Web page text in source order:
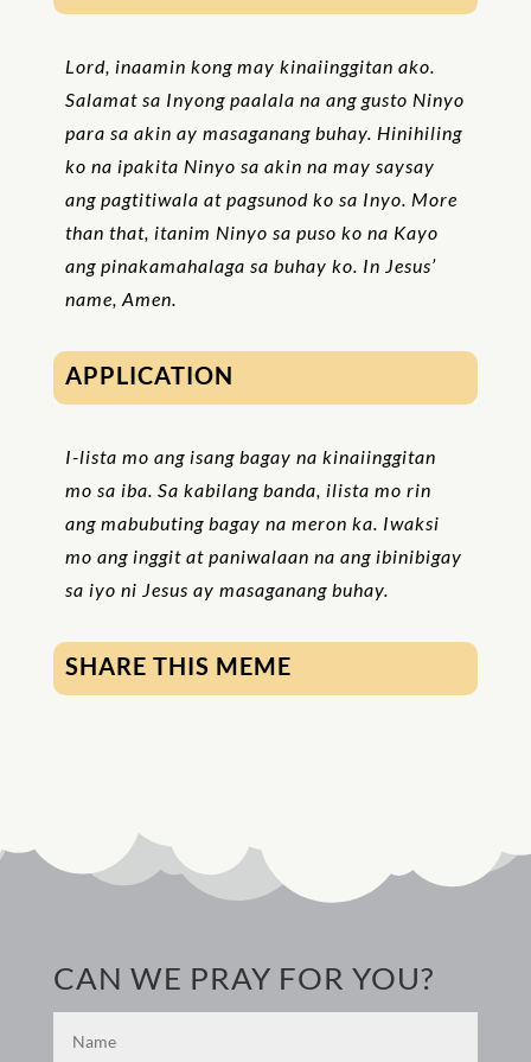
Lord, inaamin kong may kinaiinggitan ako.
Salamat sa Inyong paalala na ang gusto Ninyo
para sa akin ay masaganang buhay. Hinihiling
ko na ipakita Ninyo sa akin na may saysay
ang pagtitiwala at pagsunod ko sa Inyo. More
than that, itanim Ninyo sa puso ko na Kayo
ang pinakamahalaga sa buhay ko. In Jesus’
name, Amen.
APPLICATION
I-lista mo ang isang bagay na kinaiinggitan
mo sa iba. Sa kabilang banda, ilista mo rin
ang mabubuting bagay na meron ka. Iwaksi
mo ang inggit at paniwalaan na ang ibinibigay
sa iyo ni Jesus ay masaganang buhay.
SHARE THIS MEME
CAN WE PRAY FOR YOU?